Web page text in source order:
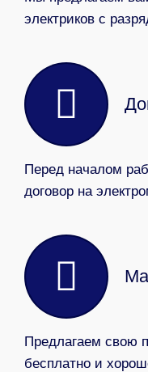
электриков с
Перед началом
договор на
Предлагаем свою
бесплатно и